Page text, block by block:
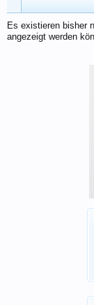
Es existieren bisher
angezeigt werden